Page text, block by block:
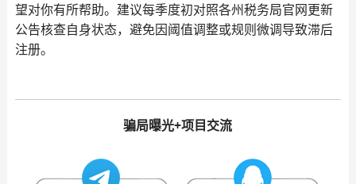
望对你有所帮助。建议每季度初对照各州税务局官网更新
公告核查自身状态，避免因阈值调整或规则微调导致滞后
注册。
骗局曝光+项目交流